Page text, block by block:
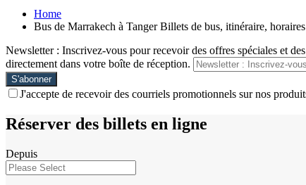
Home
Bus de Marrakech à Tanger Billets de bus, itinéraire,
Newsletter : Inscrivez-vous pour recevoir des offres spéciales et
directement dans votre boîte de réception.
J'accepte de recevoir des courriels promotionnels sur nos
Réserver des billets en ligne
Depuis